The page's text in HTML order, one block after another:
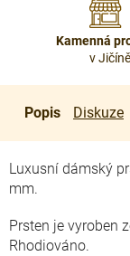
Kamenná
v Jičíně
Popis Diskuze
Luxusní dámský
mm.
Prsten je vyroben
Rhodiováno.